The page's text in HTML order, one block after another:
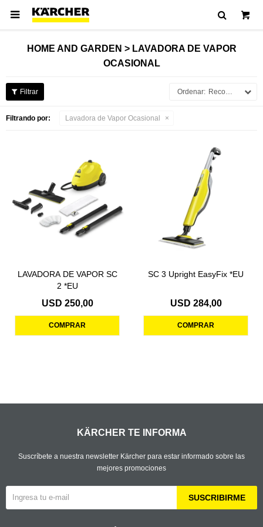

HOME AND GARDEN > LAVADORA DE VAPOR
OCASIONAL
Recomendados
Filtrando por: Lavadora de Vapor Ocasional
LAVADORA DE VAPOR SC
2 *EU
USD 250,00
SC 3 Upright EasyFix *EU
USD 284,00
KÄRCHER TE INFORMA
Suscríbete a nuestra newsletter Kärcher para estar informado sobre las
mejores promociones
SUSCRIBIRME